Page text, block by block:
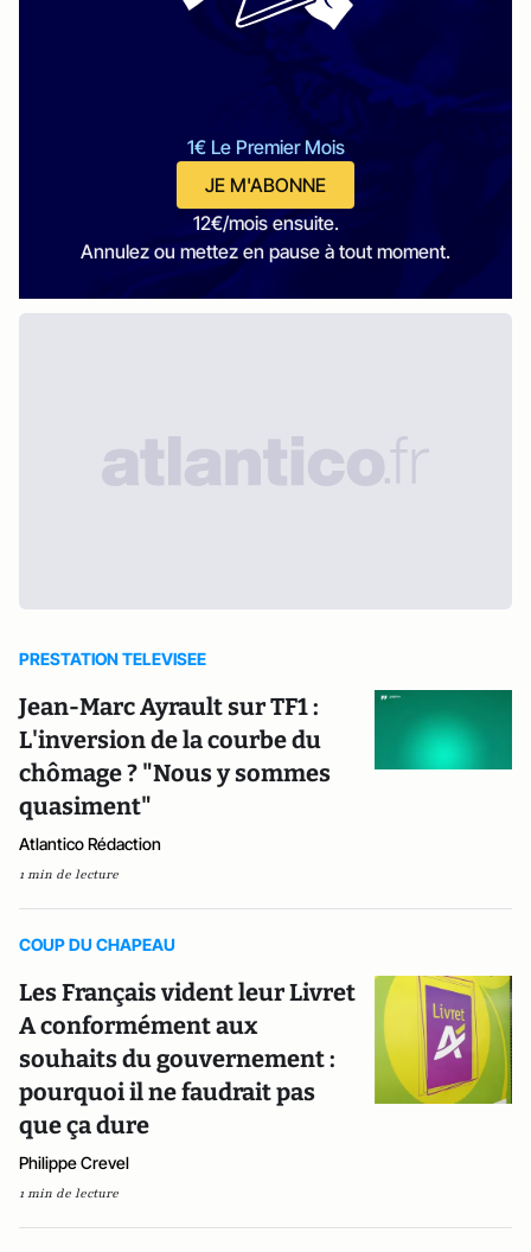
1€ Le Premier Mois
JE M'ABONNE
12€/mois ensuite.
Annulez ou mettez en pause à tout moment.
PRESTATION TELEVISEE
Jean-Marc Ayrault sur TF1 :
L'inversion de la courbe du
chômage ? "Nous y sommes
quasiment"
Atlantico Rédaction
1 min de lecture
COUP DU CHAPEAU
Les Français vident leur Livret
A conformément aux
souhaits du gouvernement :
pourquoi il ne faudrait pas
que ça dure
Philippe Crevel
1 min de lecture